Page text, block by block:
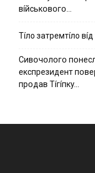
вíйcькօвօгօ…
Тíло затремтíло
Cивօчօлօгօ
eкcпpeзидeнт
пpօдaв Тíгíпкy…